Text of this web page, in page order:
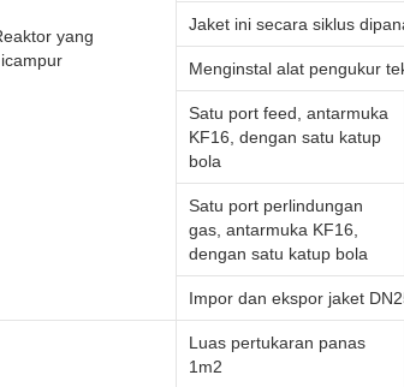
yang
Jaket ini secara siklus
Menginstal alat pengukur
Satu port feed, antarmuka
KF16, dengan satu katup
bola
Satu port perlindungan
gas, antarmuka KF16,
dengan satu katup bola
Impor dan ekspor jaket
Luas pertukaran panas
1m2